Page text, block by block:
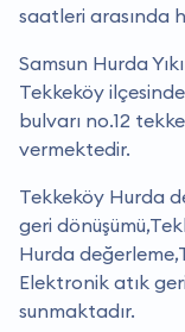
saatleri arasında
Samsun Hurda
Tekkeköy
bulvarı no.12
vermektedir.
Tekkeköy Hurda
geri
Hurda
Elektronik atık
sunmaktadır.